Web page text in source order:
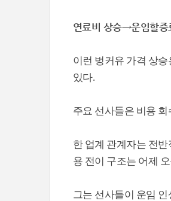
연료비 상승→운임할증
이런 벙커유 가격 상
있다.
주요 선사들은 비용
한 업계 관계자는 전
용 전이 구조는 어제
그는 선사들이 운임